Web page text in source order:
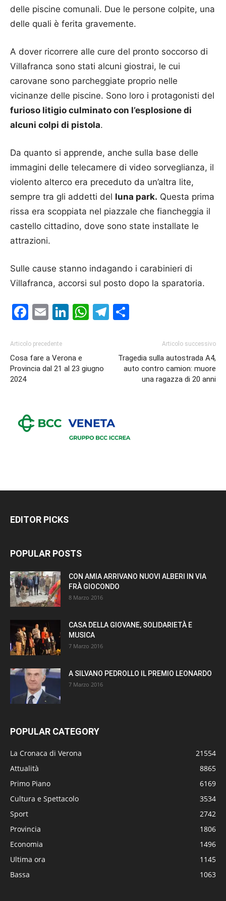
delle piscine comunali. Due le persone colpite, una
delle quali è ferita gravemente.
A dover ricorrere alle cure del pronto soccorso di
Villafranca sono stati alcuni giostrai, le cui
carovane sono parcheggiate proprio nelle
vicinanze delle piscine. Sono loro i protagonisti del
furioso litigio culminato con l’esplosione di
alcuni colpi di pistola.
Da quanto si apprende, anche sulla base delle
immagini delle telecamere di video sorveglianza, il
violento alterco era preceduto da un’altra lite,
sempre tra gli addetti del luna park. Questa prima
rissa era scoppiata nel piazzale che fiancheggia il
castello cittadino, dove sono state installate le
attrazioni.
Sulle cause stanno indagando i carabinieri di
Villafranca, accorsi sul posto dopo la sparatoria.
Facebook
EmailLinkedIn
WhatsApp
Telegram
Articolo precedente
Cosa fare a Verona e
Provincia dal 21 al 23 giugno
2024
Articolo successivo
Tragedia sulla autostrada A4,
auto contro camion: muore
una ragazza di 20 anni
EDITOR PICKS
POPULAR POSTS
CON AMIA ARRIVANO NUOVI ALBERI IN VIA
FRÀ GIOCONDO
8 Marzo 2016
CASA DELLA GIOVANE, SOLIDARIETÀ E
MUSICA
7 Marzo 2016
A SILVANO PEDROLLO IL PREMIO LEONARDO
7 Marzo 2016
POPULAR CATEGORY
La Cronaca di Verona
21554
Attualità
8865
Primo Piano
6169
Cultura e Spettacolo
3534
Sport
2742
Provincia
1806
Economia
1496
Ultima ora
1145
Bassa
1063